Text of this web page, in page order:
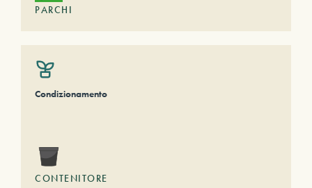
PARCHI
Condizionamento
CONTENITORE